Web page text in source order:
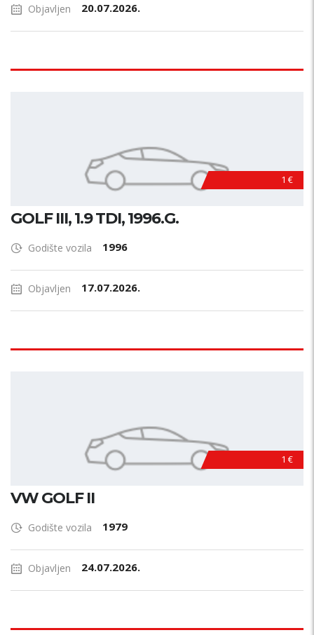
Objavljen 20.07.2026.
1 €
GOLF III, 1.9 TDI, 1996.G.
Godište vozila 1996
Objavljen 17.07.2026.
1 €
VW GOLF II
Godište vozila 1979
Objavljen 24.07.2026.